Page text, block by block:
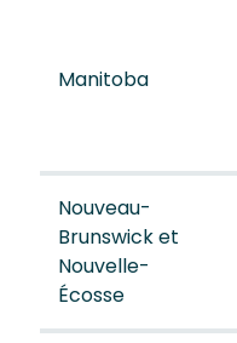
Manitoba
Nouveau-
Brunswick et
Nouvelle-
Écosse